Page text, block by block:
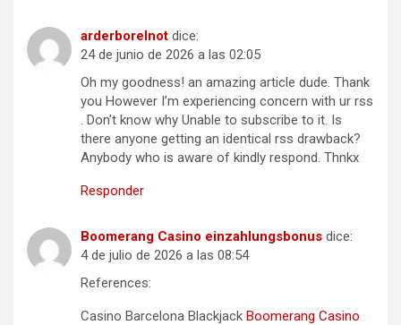
arderborelnot dice:
24 de junio de 2026 a las 02:05
Oh my goodness! an amazing article dude. Thank
you However I’m experiencing concern with ur rss
. Don’t know why Unable to subscribe to it. Is
there anyone getting an identical rss drawback?
Anybody who is aware of kindly respond. Thnkx
Responder
Boomerang Casino einzahlungsbonus dice:
4 de julio de 2026 a las 08:54
References:
Casino Barcelona Blackjack Boomerang Casino